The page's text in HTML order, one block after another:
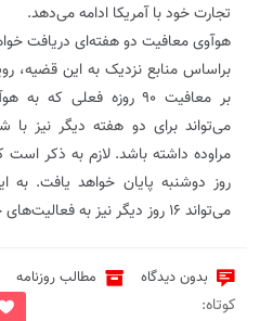
تجارت خود با آمریکا ادامه می‌دهد.
هوآوی معافیت دو هفته‌ای دریافت
براساس منابع نزدیک به این قضیه،
بر معافیت ۹۰ روزه فعلی
می‌تواند برای دو هفته دیگر نیز با
مراوده داشته باشد. لازم به ذکر
روز دوشنبه پایان خواهد یافت. به
می‌تواند ۱۶ روز دیگر نیز به فعالیت‌های خود ادامه دهد.
بدون دیدگاه مطالب روزنامه
کوتاه: